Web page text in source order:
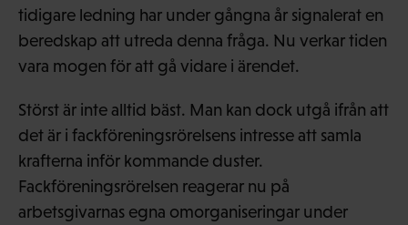
tidigare ledning har under gångna år signalerat en
beredskap att utreda denna fråga. Nu verkar tiden
vara mogen för att gå vidare i ärendet.
Störst är inte alltid bäst. Man kan dock utgå ifrån att
det är i fackföreningsrörelsens intresse att samla
krafterna inför kommande duster.
Fackföreningsrörelsen reagerar nu på
arbetsgivarnas egna omorganiseringar under